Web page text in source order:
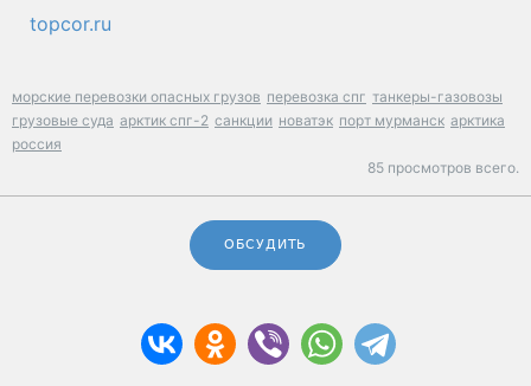
topcor.ru
морские перевозки опасных грузов перевозка спг танкеры-газовозы
грузовые суда арктик спг-2 санкции новатэк порт мурманск арктика
россия
85 просмотров всего.
ОБСУДИТЬ